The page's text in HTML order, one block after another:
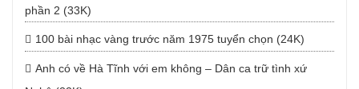
phần 2 (33K)
100 bài nhạc vàng trước năm 1975 tuyển chọn (24K)
Anh có về Hà Tĩnh với em không – Dân ca trữ tình xứ